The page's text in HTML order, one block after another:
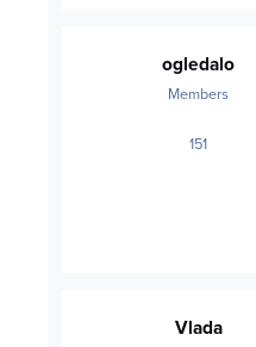
ogledalo
Members
151posts
Vlada